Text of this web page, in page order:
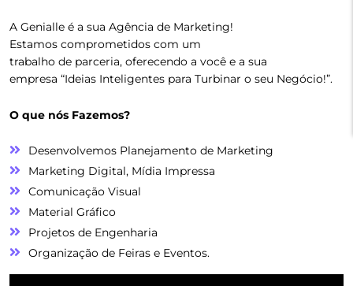
A Genialle é a sua Agência de Marketing!
Estamos comprometidos com um
trabalho de parceria, oferecendo a você e a sua
empresa “Ideias Inteligentes para Turbinar o seu Negócio!”.
O que nós Fazemos?
Desenvolvemos Planejamento de Marketing
Marketing Digital, Mídia Impressa
Comunicação Visual
Material Gráfico
Projetos de Engenharia
Organização de Feiras e Eventos.